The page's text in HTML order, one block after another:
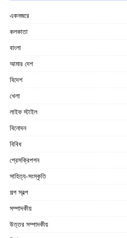
একনজরে
কলকাতা
বাংলা
আমার দেশ
বিদেশ
খেলা
লাইফ স্টাইল
বিনোদন
বিবিধ
প্রেসক্রিপশন
সাহিত্য-সংস্কৃতি
গল্প স্বল্প
সম্পাদকীয়
উত্তর সম্পাদকীয়